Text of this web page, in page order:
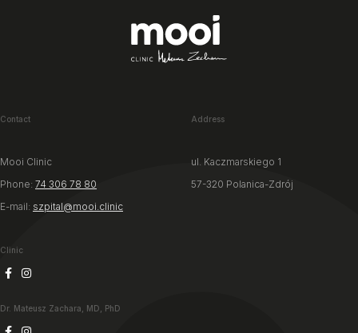
Contact
Mooi Clinic
Phone: 74 306 78 80
E-mail: szpital@mooi.clinic
Clinic
Dr. Mateusz Zachara, MD, PhD
Address
ul. Kaczmarskiego 1
57-320 Polanica-Zdrój